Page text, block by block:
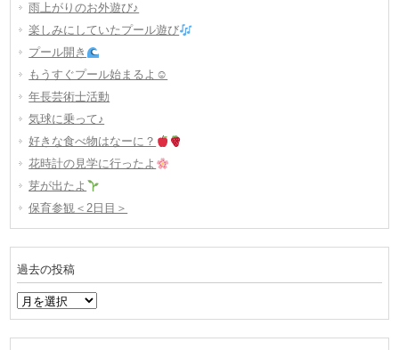
雨上がりのお外遊び♪
楽しみにしていたプール遊び
プール開き
もうすぐプール始まるよ☺
年長芸術士活動
気球に乗って♪
好きな食べ物はなーに？
花時計の見学に行ったよ
芽が出たよ
保育参観＜2日目＞
過去の投稿
過
去